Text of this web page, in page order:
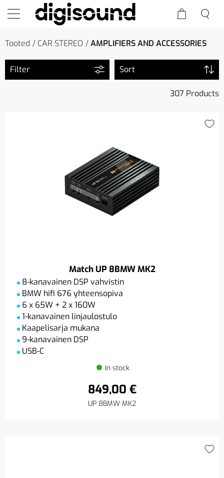
Tooted CAR STEREO AMPLIFIERS AND ACCESSORIES
Filter Sort
307 Products
Match UP 8BMW MK2
8-kanavainen DSP vahvistin
BMW hifi 676 yhteensopiva
6 x 65W + 2 x 160W
1-kanavainen linjaulostulo
Kaapelisarja mukana
9-kanavainen DSP
USB-C
In stock
849,00 €
UP 8BMW MK2